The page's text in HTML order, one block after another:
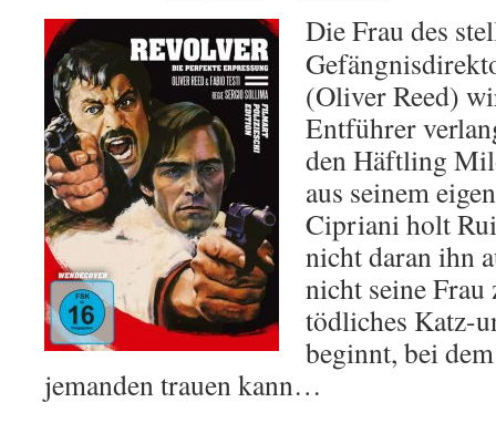
Die Frau des
(Oliver Reed)
Entführer
den Häftling
aus seinem
Cipriani holt
nicht daran ihn
nicht seine
tödliches Katz-
beginnt, bei
jemanden trauen kann…